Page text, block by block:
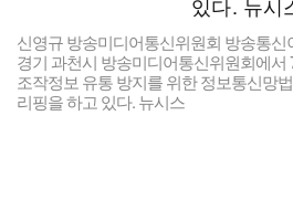
신영규 방송미디어통신위원회 방송통
경기 과천시 방송미디어통신위원회에서
조작정보 유통 방지를 위한 정보통신망
리핑을 하고 있다. 뉴시스